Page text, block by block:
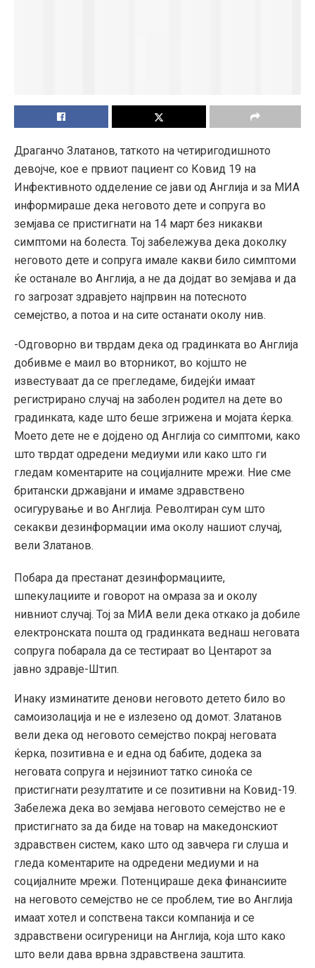
Драганчо Златанов, таткото на четиригодишното
девојче, кое е првиот пациент со Ковид 19 на
Инфективното одделение се јави од Англија и за МИА
информираше дека неговото дете и сопруга во
земјава се пристигнати на 14 март без никакви
симптоми на болеста. Тој забележува дека доколку
неговото дете и сопруга имале какви било симптоми
ќе останале во Англија, а не да дојдат во земјава и да
го загрозат здравјето најпрвин на потесното
семејство, а потоа и на сите останати околу нив.
-Одговорно ви тврдам дека од градинката во Англија
добивме е маил во вторникот, во којшто не
известуваат да се прегледаме, бидејќи имаат
регистрирано случај на заболен родител на дете во
градинката, каде што беше згрижена и мојата ќерка.
Моето дете не е дојдено од Англија со симптоми, како
што тврдат одредени медиуми или како што ги
гледам коментарите на социјалните мрежи. Ние сме
британски државјани и имаме здравствено
осигурување и во Англија. Револтиран сум што
секакви дезинформации има околу нашиот случај,
вели Златанов.
Побара да престанат дезинформациите,
шпекулациите и говорот на омраза за и околу
нивниот случај. Тој за МИА вели дека откако ја добиле
електронската пошта од градинката веднаш неговата
сопруга побарала да се тестираат во Центарот за
јавно здравје-Штип.
Инаку изминатите денови неговото детето било во
самоизолација и не е излезено од домот. Златанов
вели дека од неговото семејство покрај неговата
ќерка, позитивна е и една од бабите, додека за
неговата сопруга и нејзиниот татко синоќа се
пристигнати резултатите и се позитивни на Ковид-19.
Забележа дека во земјава неговото семејство не е
пристигнато за да биде на товар на македонскиот
здравствен систем, како што од завчера ги слуша и
гледа коментарите на одредени медиуми и на
социјалните мрежи. Потенцираше дека финансиите
на неговото семејство не се проблем, тие во Англија
имаат хотел и сопствена такси компанија и се
здравствени осигуреници на Англија, која што како
што вели дава врвна здравствена заштита.